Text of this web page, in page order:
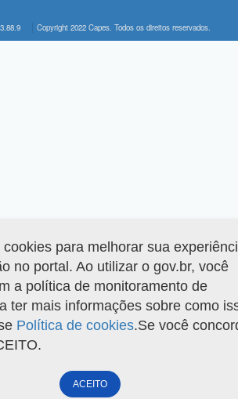
Copyright 2022 Capes. Todos os direitos reservados.
cookies para melhorar sua
no portal. Ao utilizar o gov.br, você
a política de monitoramento de
ter mais informações sobre como
Política de cookies.Se você
ACEITO